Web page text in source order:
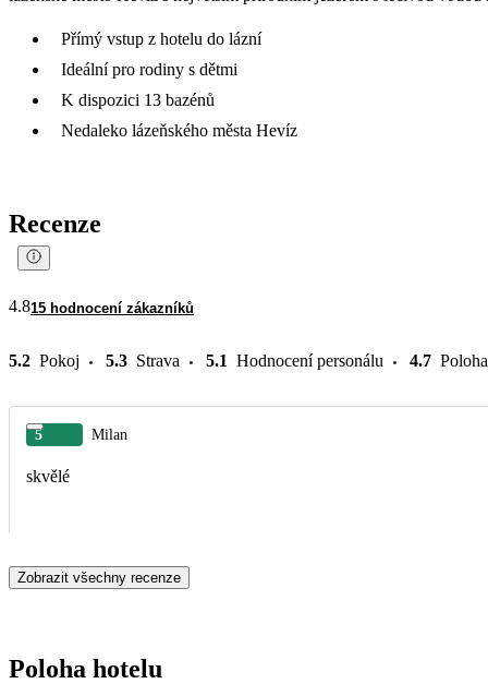
Přímý vstup z hotelu do lázní
Ideální pro rodiny s dětmi
K dispozici 13 bazénů
Nedaleko lázeňského města Hevíz
Recenze
4.815 hodnocení zákazníků
5.2 Pokoj 5.3 Strava 5.1 Hodnocení personálu 4.7 Poloha
5 Milan
skvělé
Zobrazit všechny recenze
Poloha hotelu